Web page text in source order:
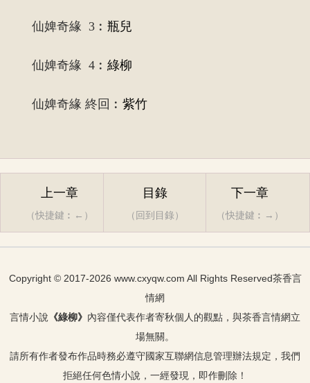
仙婢奇緣 3︰ 瓶兒
仙婢奇緣 4︰ 綠柳
仙婢奇緣 終回︰ 紫竹
上一章
（快捷鍵︰←）
目錄
（回到目錄）
下一章
（快捷鍵︰→）
Copyright © 2017-2026 www.cxyqw.com All Rights Reserved茶香言
情網
言情小說 《綠柳》 內容僅代表作者寄秋個人的觀點，與茶香言情網立
場無關。
請所有作者發布作品時務必遵守國家互聯網信息管理辦法規定，我們
拒絕任何色情小說，一經發現，即作刪除！